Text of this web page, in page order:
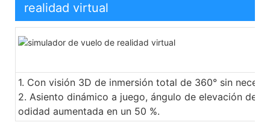
realidad virtual
1. Con visión 3D de inmersión total de 360° sin
2. Asiento dinámico a juego, ángulo de elevación de
odidad aumentada en un 50 %.